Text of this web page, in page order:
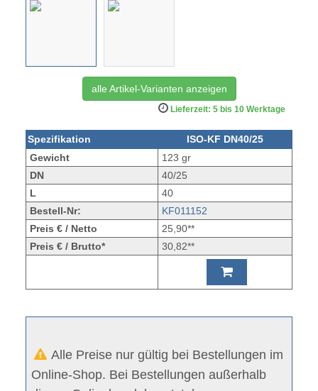
alle Artikel-Varianten anzeigen
Lieferzeit: 5 bis 10 Werktage
Spezifikation
ISO-KF DN40/25
Gewicht
123 gr
DN
40/25
L
40
Bestell-Nr:
KF011152
Preis € / Netto
25,90**
Preis € / Brutto*
30,82**
Alle Preise nur gültig bei Bestellungen im
Online-Shop. Bei Bestellungen außerhalb